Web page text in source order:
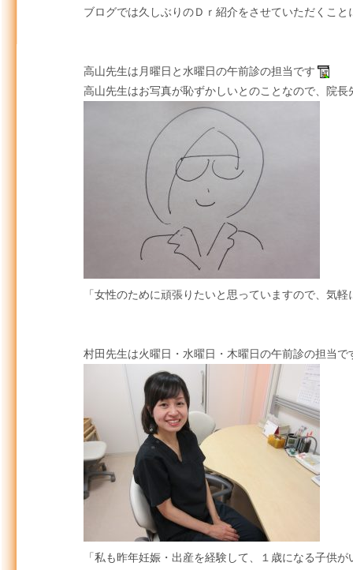
ブログでは久しぶりのＤｒ紹介をさせていただくこと
高山先生は月曜日と水曜日の午前診の担当です
高山先生はお写真が恥ずかしいとのことなので、院長
「女性のために頑張りたいと思っていますので、気
村田先生は火曜日・水曜日・木曜日の午前診の担当で
「私も昨年妊娠・出産を経験して、１歳になる子供が